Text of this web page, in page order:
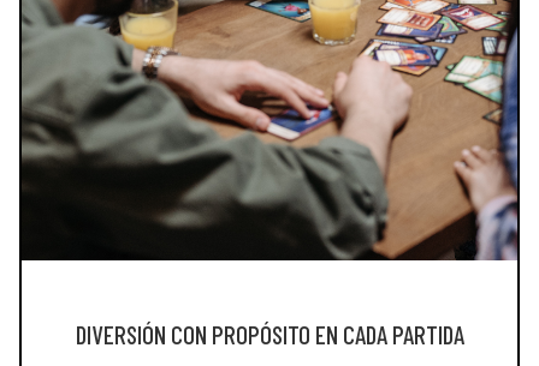
DIVERSIÓN CON PROPÓSITO EN CADA PARTIDA